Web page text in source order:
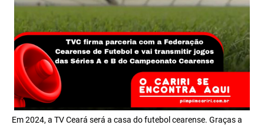
Em 2024, a TV Ceará será a casa do futebol cearense. Graças a